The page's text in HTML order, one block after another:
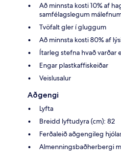
Að minnsta kosti 10% af
samfélagslegum
Tvöfalt gler í gluggum
Að minnsta kosti 80% af
Ítarleg stefna hvað varðar
Engar plastkaffiskeiðar
Veislusalur
Aðgengi
Lyfta
Breidd lyftudyra (cm): 82
Ferðaleið aðgengileg
Almenningsbaðherbergi